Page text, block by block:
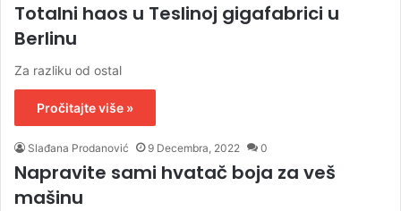
Totalni haos u Teslinoj gigafabrici u
Berlinu
​Za razliku od ostal
Pročitajte više »
Slađana Prodanović 9 Decembra, 2022 0
Napravite sami hvatač boja za veš
mašinu